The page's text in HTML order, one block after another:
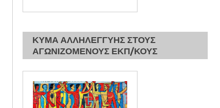
ΚΥΜΑ ΑΛΛΗΛΕΓΓΥΗΣ ΣΤΟΥΣ
ΑΓΩΝΙΖΟΜΕΝΟΥΣ ΕΚΠ/ΚΟΥΣ